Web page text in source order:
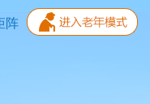
阵